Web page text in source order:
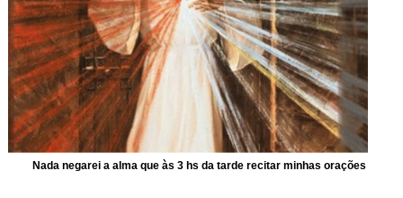
Nada negarei a alma que às 3 hs da tarde recitar minhas orações